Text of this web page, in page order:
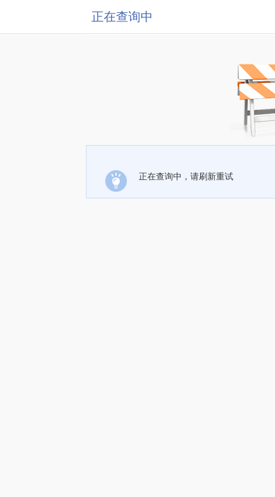
正在查询中
正在查询中，请刷新重试